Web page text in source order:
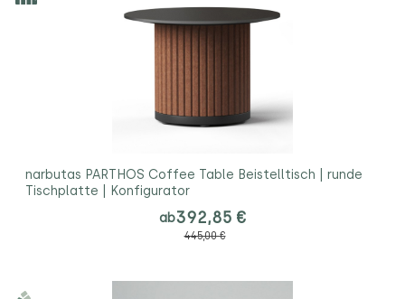
narbutas PARTHOS Coffee Table Beistelltisch | runde
Tischplatte | Konfigurator
ab392,85 €
445,00 €